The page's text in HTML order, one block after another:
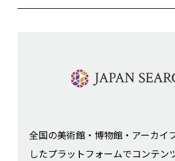
全国の美術館・博物館・アーカイ
したプラットフォームでコンテン